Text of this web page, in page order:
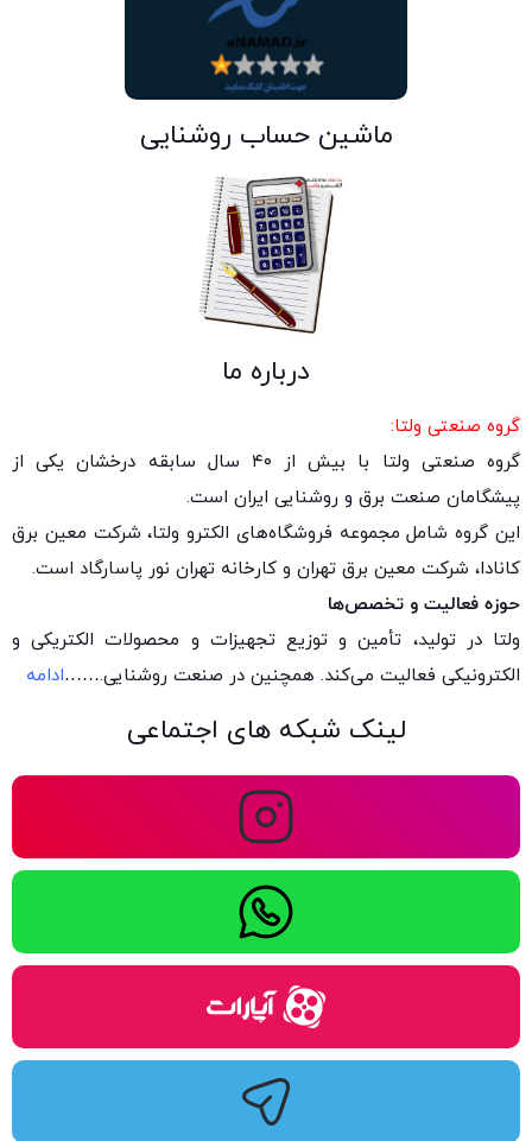
ماشین حساب روشنایی
درباره ما
گروه صنعتی ولتا:
گروه صنعتی ولتا با بیش از ۴۰ سال سابقه درخشان یکی از
پیشگامان صنعت برق و روشنایی ایران است.
این گروه شامل مجموعه فروشگاه‌های الکترو ولتا، شرکت معین برق
کانادا، شرکت معین برق تهران و کارخانه تهران نور پاسارگاد است.
حوزه فعالیت و تخصص‌ها
ولتا در تولید، تأمین و توزیع تجهیزات و محصولات الکتریکی و
الکترونیکی فعالیت می‌کند. همچنین در صنعت روشنایی.……ادامه
لینک شبکه های اجتماعی